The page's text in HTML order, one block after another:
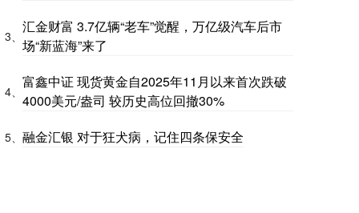
3、
汇金财富 3.7亿辆“老车”觉醒，万亿级汽车后市
场“新蓝海”来了
4、
富鑫中证 现货黄金自2025年11月以来首次跌破
4000美元/盎司 较历史高位回撤30%
5、 融金汇银 对于狂犬病，记住四条保安全